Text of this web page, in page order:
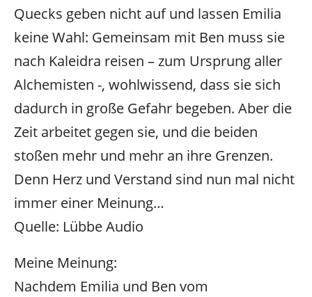
Quecks geben nicht auf und lassen Emilia
keine Wahl: Gemeinsam mit Ben muss sie
nach Kaleidra reisen – zum Ursprung aller
Alchemisten -, wohlwissend, dass sie sich
dadurch in große Gefahr begeben. Aber die
Zeit arbeitet gegen sie, und die beiden
stoßen mehr und mehr an ihre Grenzen.
Denn Herz und Verstand sind nun mal nicht
immer einer Meinung…
Quelle: Lübbe Audio
Meine Meinung:
Nachdem Emilia und Ben vom